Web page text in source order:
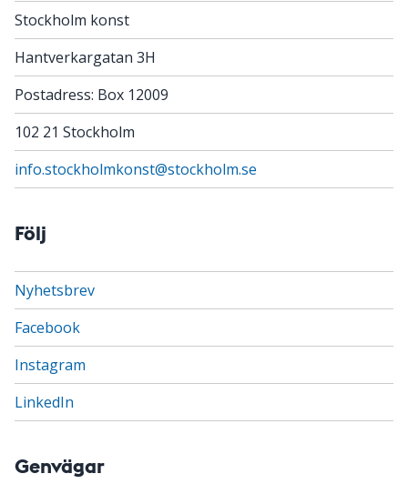
Stockholm konst
Hantverkargatan 3H
Postadress: Box 12009
102 21 Stockholm
info.stockholmkonst@stockholm.se
Följ
Nyhetsbrev
Facebook
Instagram
LinkedIn
Genvägar